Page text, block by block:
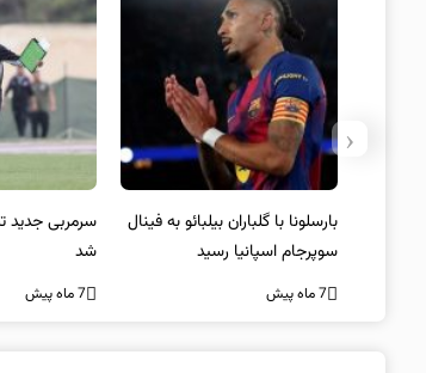
سرمربی جدید تیم هوادار انتخاب
شد
7 ماه پیش
پیروزی اینتر
صدرنشینی/
ناپولی
7 ماه پیش
‹